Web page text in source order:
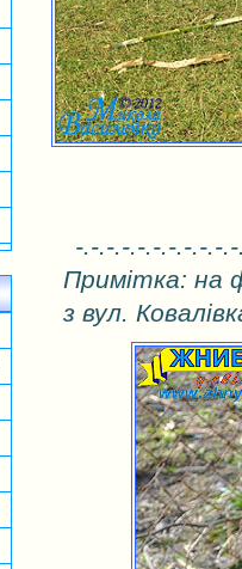
-.-.-.-.-.-.-.-.-.-
Примітка: на
з вул.